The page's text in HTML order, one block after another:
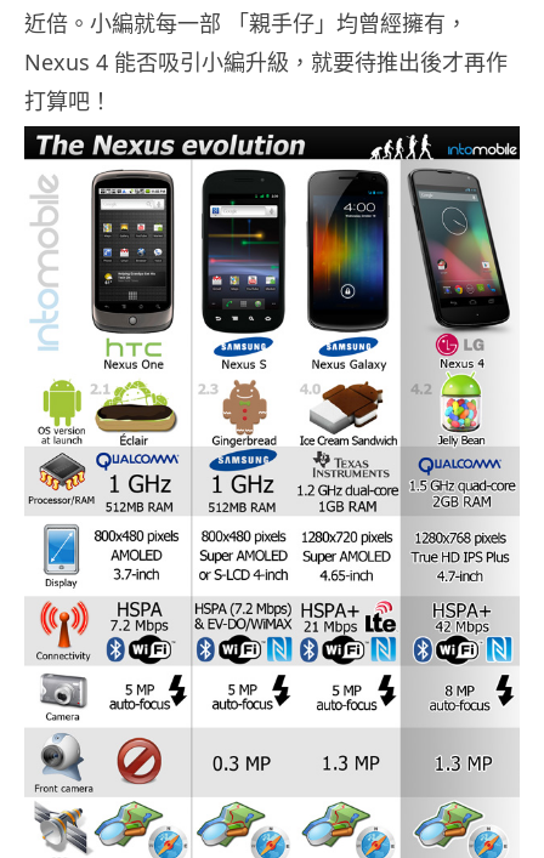
近倍。小編就每一部 「親手仔」均曾經擁有，
Nexus 4 能否吸引小編升級，就要待推出後才再作
打算吧！